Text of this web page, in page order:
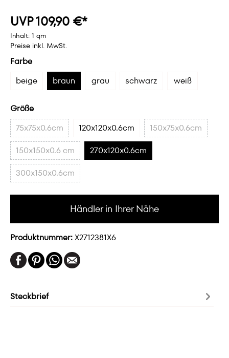
UVP 109,90 €*
Inhalt: 1 qm
Preise inkl. MwSt.
Farbe
beige
braun grau schwarz weiß
Größe
75x75x0.6cm
120x120x0.6cm
150x75x0.6cm
150x150x0.6 cm
270x120x0.6cm
300x150x0.6cm
Händler in Ihrer Nähe
Produktnummer:X2712381X6
Steckbrief